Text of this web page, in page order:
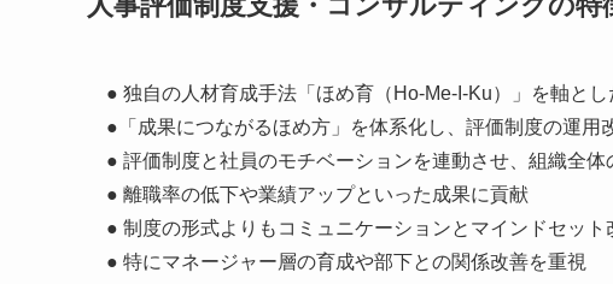
● 独自の人材育成手法「ほめ育（Ho-Me-I-Ku）」を軸と
●「成果につながるほめ方」を体系化し、評価制度の運用
● 評価制度と社員のモチベーションを連動させ、組織全体
● 離職率の低下や業績アップといった成果に貢献
● 制度の形式よりもコミュニケーションとマインドセット
● 特にマネージャー層の育成や部下との関係改善を重視